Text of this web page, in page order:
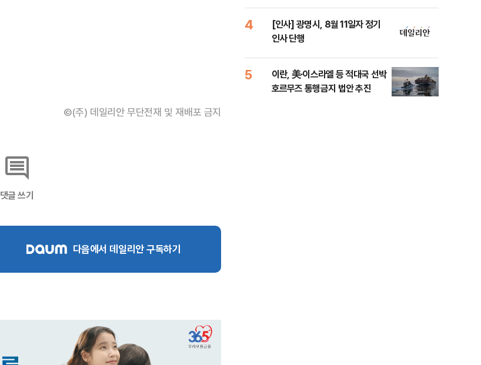
©(주) 데일리안 무단전재 및 재배포 금지
댓글 쓰기
다음에서 데일리안 구독하기
4
[인사] 광명시, 8월 11일자 정기
인사 단행
5
이란, 美·이스라엘 등 적대국 선박
호르무즈 통행금지 법안 추진